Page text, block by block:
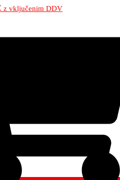
z vključenim DDV